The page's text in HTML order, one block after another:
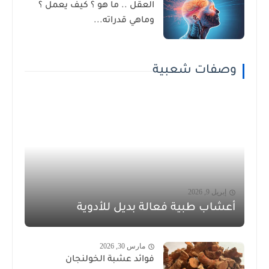
العقل .. ما هو ؟ كيف يعمل ؟
وماهي قدراته...
وصفات شعبية
إبريل 9, 2026
أعشاب طبية فعالة بديل للأدوية
مارس 30, 2026
فوائد عشبة الخولنجان